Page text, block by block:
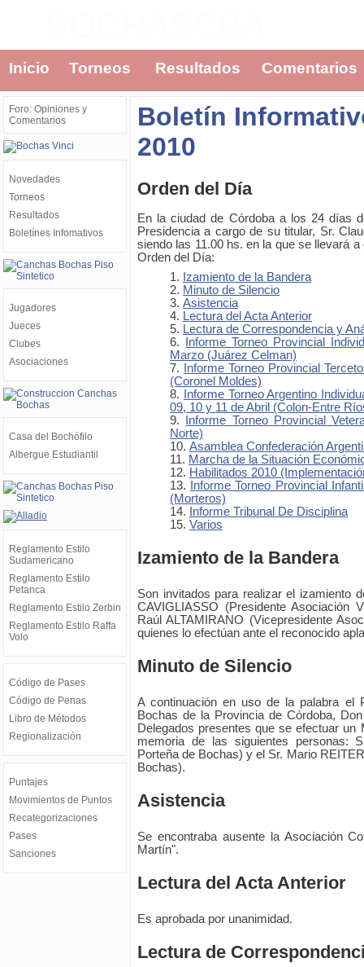
Inicio Torneos Resultados Comentarios
Foro: Opiniones y
Comentarios
Novedades
Torneos
Resultados
Boletínes Infomativos
Jugadores
Jueces
Clubes
Asociaciones
Casa del Bochófilo
Albergue Estudiantil
Reglamento Estilo
Sudamericano
Reglamento Estilo
Petanca
Reglamento Estilo Zerbin
Reglamento Estilo Raffa
Volo
Código de Pases
Código de Penas
Libro de Métodos
Regionalización
Puntajes
Movimientos de Puntos
Recategorizaciones
Pases
Sanciones
Boletín
2010
Orden del Día
En la ciudad de Córdoba a los 24 días
Presidencia a cargo de su titular, Sr.
siendo las 11.00 hs. en la que se llevará
Orden del Día:
Izamiento de la Bandera
Minuto de Silencio
Asistencia
Lectura del Acta Anterior
Lectura de Correspondencia y
Informe Torneo Provincial
Marzo (Juárez Celman)
Informe Torneo Provincial
(Coronel Moldes)
Informe Torneo Argentino
09, 10 y 11 de Abril (Colon-Entre
Informe Torneo Provincial
Norte)
Asamblea Confederación
Marcha de la Situación
Habilitados 2010
Informe Torneo Provincial
(Morteros)
Informe Tribunal De Disciplina
Varios
Izamiento de la Bandera
Son invitados para realizar el izamiento
CAVIGLIASSO (Presidente
Raúl ALTAMIRANO (Vicepresidente
quienes lo efectúan ante el reconocido
Minuto de Silencio
A continuación en uso de la palabra el
Bochas de la Provincia de Córdoba,
Delegados presentes que se efectuar un
memoria de las siguientes personas:
Porteña de Bochas) y el Sr. Mario
Bochas).
Asistencia
Se encontraba ausente la Asociación
Martín".
Lectura del Acta Anterior
Es aprobada por unanimidad.
Lectura de